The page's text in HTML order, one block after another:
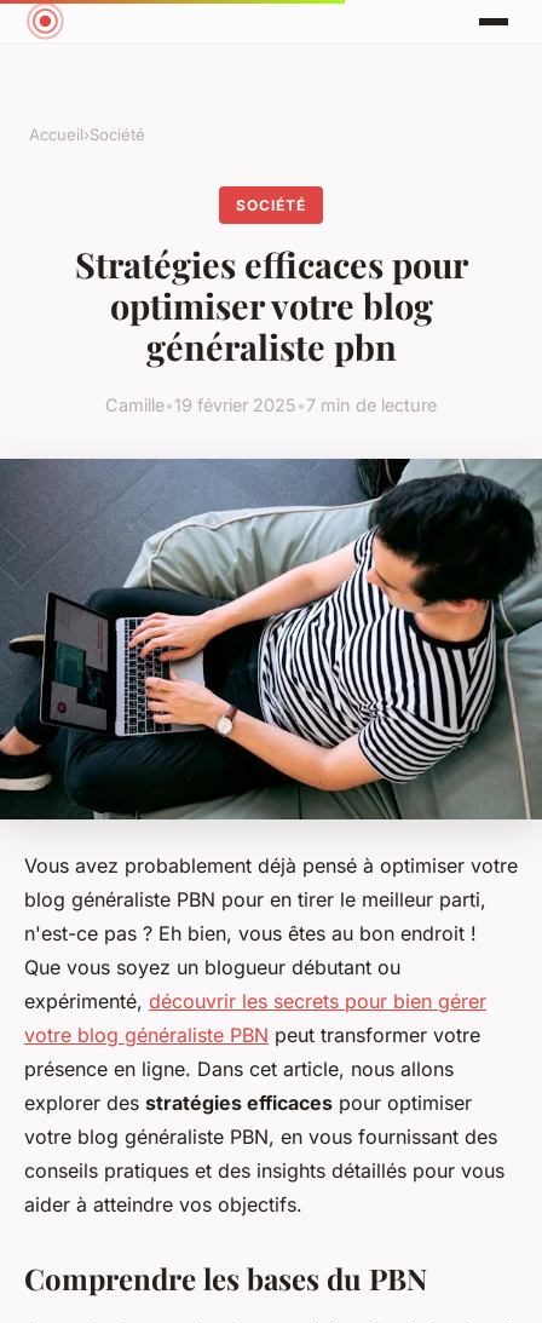
Accueil›Société
SOCIÉTÉ
Stratégies efficaces pour
optimiser votre blog
généraliste pbn
Camille•19 février 2025•7 min de lecture
Vous avez probablement déjà pensé à optimiser votre
blog généraliste PBN pour en tirer le meilleur parti,
n'est-ce pas ? Eh bien, vous êtes au bon endroit !
Que vous soyez un blogueur débutant ou
expérimenté, découvrir les secrets pour bien gérer
votre blog généraliste PBN peut transformer votre
présence en ligne. Dans cet article, nous allons
explorer des stratégies efficaces pour optimiser
votre blog généraliste PBN, en vous fournissant des
conseils pratiques et des insights détaillés pour vous
aider à atteindre vos objectifs.
Comprendre les bases du PBN